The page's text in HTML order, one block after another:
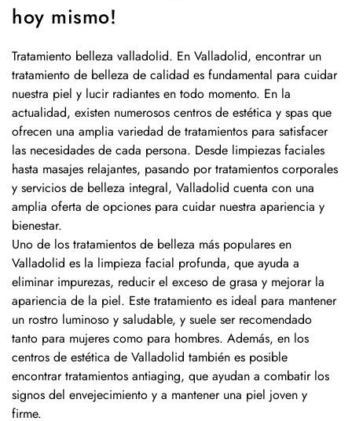
hoy mismo!
Tratamiento belleza valladolid. En Valladolid, encontrar un
tratamiento de belleza de calidad es fundamental para cuidar
nuestra piel y lucir radiantes en todo momento. En la
actualidad, existen numerosos centros de estética y spas que
ofrecen una amplia variedad de tratamientos para satisfacer
las necesidades de cada persona. Desde limpiezas faciales
hasta masajes relajantes, pasando por tratamientos corporales
y servicios de belleza integral, Valladolid cuenta con una
amplia oferta de opciones para cuidar nuestra apariencia y
bienestar.
Uno de los tratamientos de belleza más populares en
Valladolid es la limpieza facial profunda, que ayuda a
eliminar impurezas, reducir el exceso de grasa y mejorar la
apariencia de la piel. Este tratamiento es ideal para mantener
un rostro luminoso y saludable, y suele ser recomendado
tanto para mujeres como para hombres. Además, en los
centros de estética de Valladolid también es posible
encontrar tratamientos antiaging, que ayudan a combatir los
signos del envejecimiento y a mantener una piel joven y
firme.